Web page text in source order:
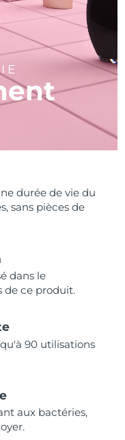
durée de vie du
sans pièces de
dans le
de ce produit.
90 utilisations
aux bactéries,